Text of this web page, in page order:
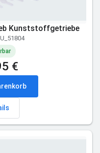
Kunststoffgetriebe
€